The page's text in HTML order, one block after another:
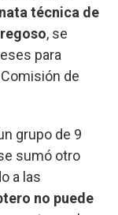
técnica de
, se
para
de
grupo de 9
sumó otro
a las
no puede